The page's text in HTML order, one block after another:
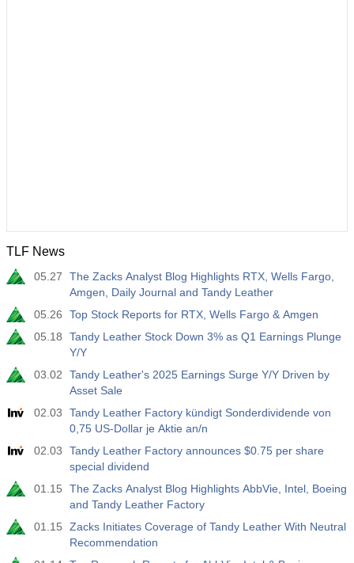
TLF News
05.27
The Zacks Analyst Blog Highlights RTX, Wells Fargo,
Amgen, Daily Journal and Tandy Leather
05.26
Top Stock Reports for RTX, Wells Fargo & Amgen
05.18
Tandy Leather Stock Down 3% as Q1 Earnings Plunge
Y/Y
03.02
Tandy Leather's 2025 Earnings Surge Y/Y Driven by
Asset Sale
02.03
Tandy Leather Factory kündigt Sonderdividende von
0,75 US-Dollar je Aktie an/n
02.03
Tandy Leather Factory announces $0.75 per share
special dividend
01.15
The Zacks Analyst Blog Highlights AbbVie, Intel, Boeing
and Tandy Leather Factory
01.15
Zacks Initiates Coverage of Tandy Leather With Neutral
Recommendation